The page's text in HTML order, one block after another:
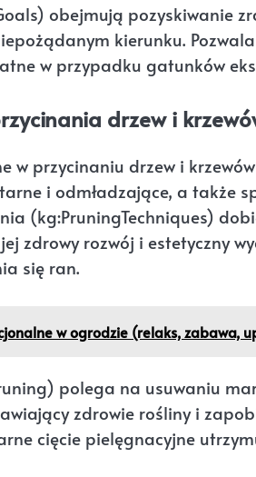
obejmują pozyskiwanie
kierunku.
w przypadku gatunków
drzew i
w przycinaniu drzew i
i odmładzające, a także
(kg:PruningTechniques)
zdrowy rozwój i estetyczny
się ran.
w ogrodzie (relaks, zabawa,
polega na usuwaniu
zdrowie rośliny i
cięcie pielęgnacyjne